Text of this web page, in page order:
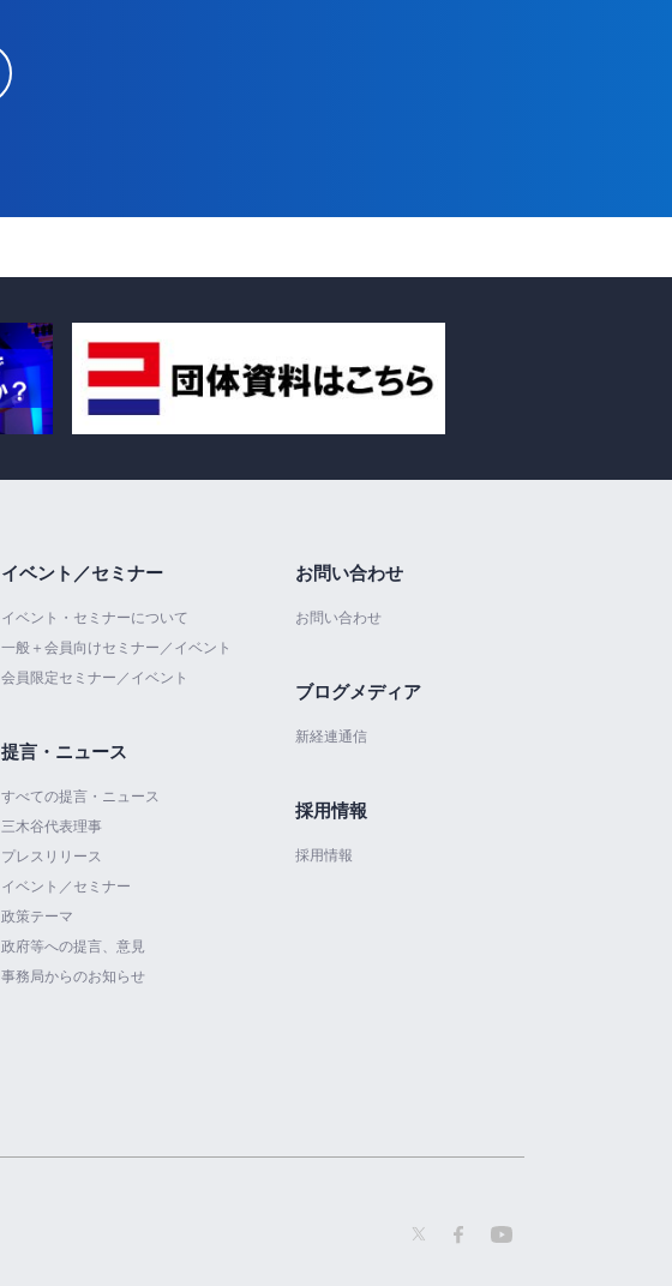
イベント／セミナー
イベント・セミナーについて
一般＋会員向けセミナー／イベント
会員限定セミナー／イベント
提言・ニュース
すべての提言・ニュース
三木谷代表理事
プレスリリース
イベント／セミナー
政策テーマ
政府等への提言、意見
事務局からのお知らせ
お問い合わせ
お問い合わせ
ブログメディア
新経連通信
採用情報
採用情報